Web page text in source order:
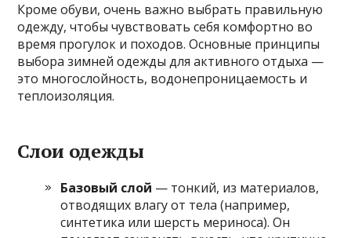
Кроме обуви, очень важно выбрать правильную
одежду, чтобы чувствовать себя комфортно во
время прогулок и походов. Основные принципы
выбора зимней одежды для активного отдыха —
это многослойность, водонепроницаемость и
теплоизоляция.
Слои одежды
Базовый слой — тонкий, из материалов,
отводящих влагу от тела (например,
синтетика или шерсть мериноса). Он